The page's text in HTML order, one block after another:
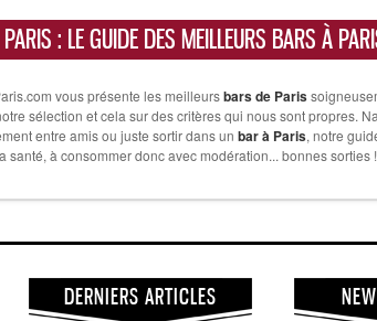
: LE GUIDE DES MEILLEURS BARS À
vous présente les meilleursbars de Paris
sélection et cela sur des critères qui nous sont propres.
entre amis ou juste sortir dans un bar à Paris, notre
santé, à consommer donc avec modération... bonnes sorties !
DERNIERS ARTICLES